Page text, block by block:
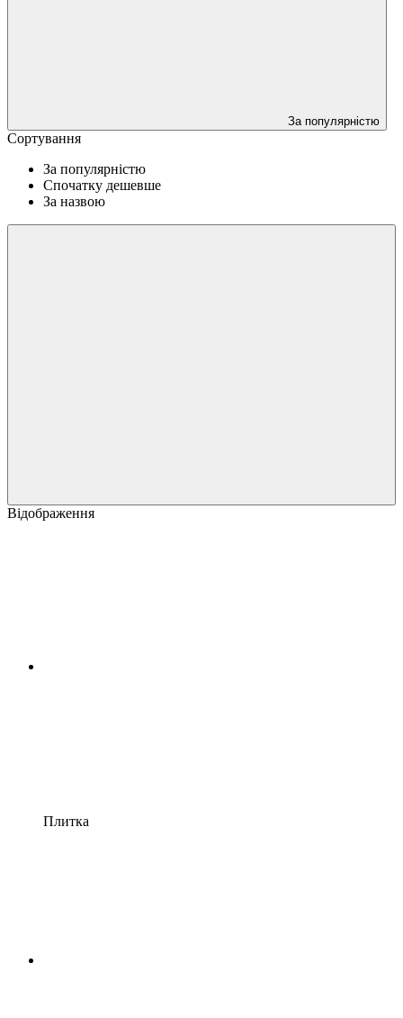
За популярністю
Сортування
За популярністю
Спочатку дешевше
За назвою
Відображення
Плитка